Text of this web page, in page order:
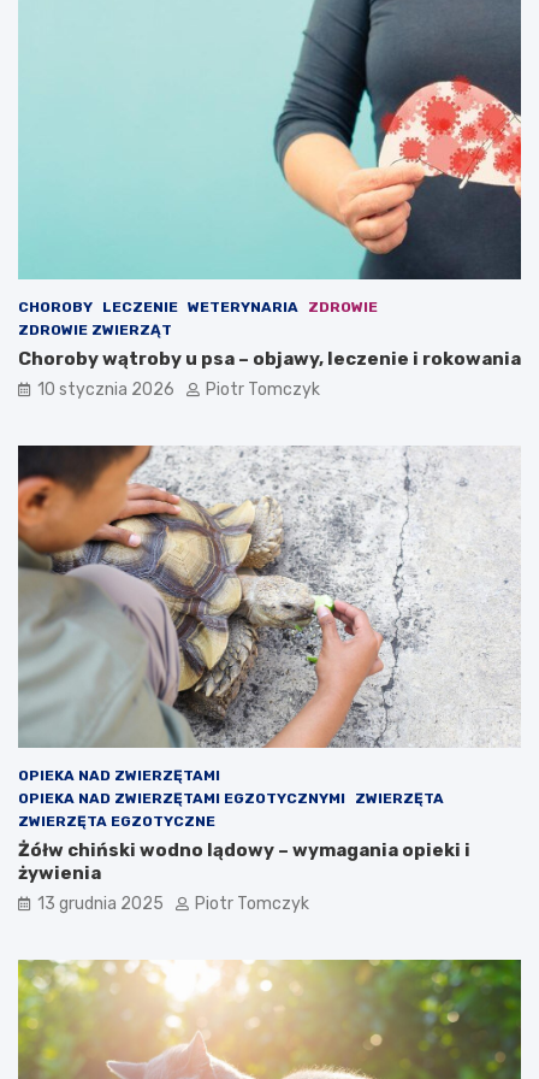
m
d
o
m
CHOROBY LECZENIE WETERYNARIA
ZDROWIE
ZDROWIE ZWIERZĄT
Choroby wątroby u psa – objawy, leczenie i rokowania
10 stycznia 2026 Piotr Tomczyk
OPIEKA NAD ZWIERZĘTAMI
OPIEKA NAD ZWIERZĘTAMI EGZOTYCZNYMI
ZWIERZĘTA
ZWIERZĘTA EGZOTYCZNE
Żółw chiński wodno lądowy – wymagania opieki i
żywienia
13 grudnia 2025 Piotr Tomczyk